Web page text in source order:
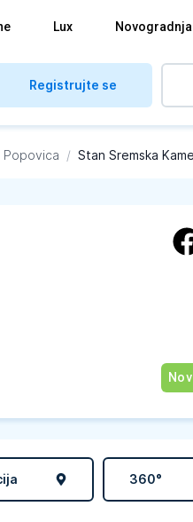
Lux Novogradnja
Registrujte se
Popovica / Stan Sremska
360°